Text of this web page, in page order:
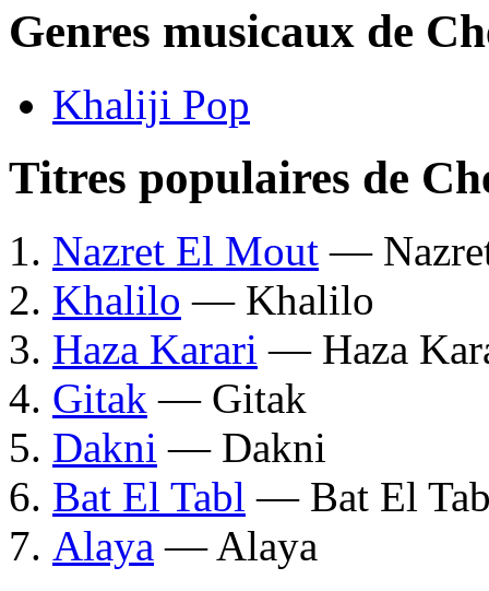
Genres musicaux de
Khaliji Pop
Titres populaires de
Nazret El Mout —
Khalilo — Khalilo
Haza Karari — Haza
Gitak — Gitak
Dakni — Dakni
Bat El Tabl — Bat El
Alaya — Alaya